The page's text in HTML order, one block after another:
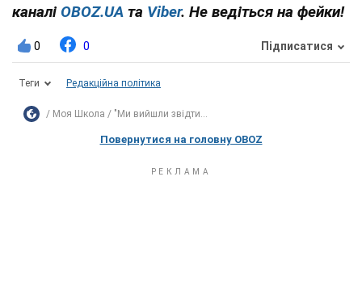
каналі OBOZ.UA та Viber. Не ведіться на фейки!
0 0 Підписатися
Теги Редакційна політика
Моя Школа "Ми вийшли звідти...
Повернутися на головну OBOZ